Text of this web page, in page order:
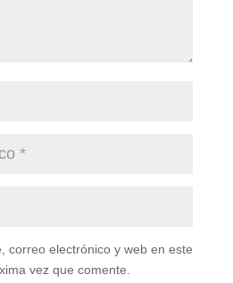
correo electrónico y web en este
vez que comente.